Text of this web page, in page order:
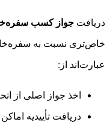
دریافت جواز کسب
خاص‌تری نسبت به
عبارت‌اند از:
اخذ جواز اصلی از
دریافت تأییدیه